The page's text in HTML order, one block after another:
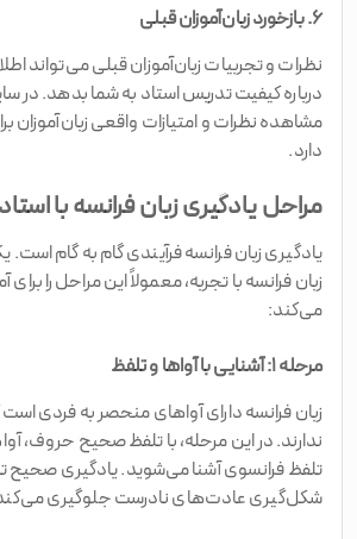
۶. بازخورد زبان‌آموزان قبلی
نظرات و تجربیات زبان‌آموزان قبلی می‌تواند
درباره کیفیت تدریس استاد به شما بدهد. در
مشاهده نظرات و امتیازات واقعی زبان‌آموزان
دارد.
مراحل یادگیری زبان فرانسه با
یادگیری زبان فرانسه فرآیندی گام به گام
زبان فرانسه با تجربه، معمولاً این مراحل را
می‌کند:
مرحله ۱: آشنایی با آواها و تلفظ
زبان فرانسه دارای آواهای منحصر به فردی
ندارند. در این مرحله، با تلفظ صحیح حروف،
تلفظ فرانسوی آشنا می‌شوید. یادگیری صحیح
شکل‌گیری عادت‌های نادرست جلوگیری